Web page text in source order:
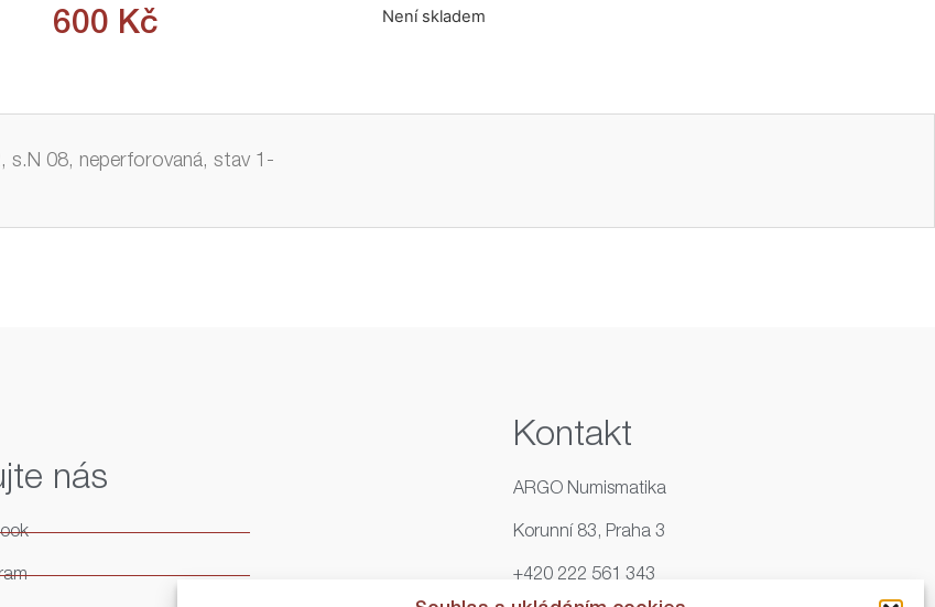
600 Kč Není skladem
s.N 08, neperforovaná, stav 1-
nás
Kontakt
ARGO Numismatika
Korunní 83, Praha 3
+420 222 561 343